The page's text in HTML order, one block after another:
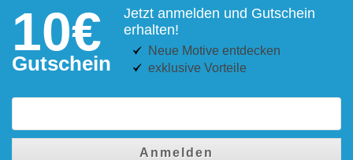
10€
Gutschein
Jetzt anmelden und Gutschein
erhalten!
Neue Motive entdecken
exklusive Vorteile
Anmelden